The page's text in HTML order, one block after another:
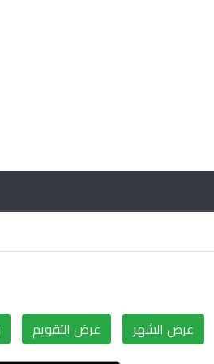
عرض الشهر عرض التقويم